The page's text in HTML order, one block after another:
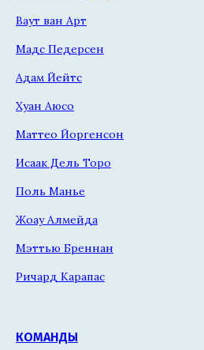
Ваут ван Арт
Мадс Педерсен
Адам Йейтс
Хуан Аюсо
Маттео Йоргенсон
Исаак Дель Торо
Поль Манье
Жоау Алмейда
Мэттью Бреннан
Ричард Карапас
КОМАНДЫ